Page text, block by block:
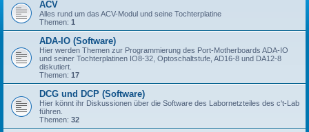
ACV
Alles rund um das ACV-Modul und seine Tochterplatine
Themen: 1
ADA-IO (Software)
Hier werden Themen zur Programmierung des Port-Motherboards ADA-IO
und seiner Tochterplatinen IO8-32, Optoschaltstufe, AD16-8 und DA12-8
diskutiert.
Themen: 17
DCG und DCP (Software)
Hier könnt ihr Diskussionen über die Software des Labornetzteiles des c't-Lab
führen.
Themen: 32